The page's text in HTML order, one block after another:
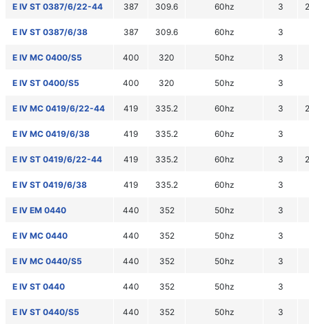
E IV ST 0387/6/22-44 387 309.6 60hz 3
E IV ST 0387/6/38 387 309.6 60hz 3
E IV MC 0400/S5 400 320 50hz 3
E IV ST 0400/S5 400 320 50hz 3
E IV MC 0419/6/22-44 419 335.2 60hz 3
E IV MC 0419/6/38 419 335.2 60hz 3
E IV ST 0419/6/22-44 419 335.2 60hz 3
E IV ST 0419/6/38 419 335.2 60hz 3
E IV EM 0440 440 352 50hz 3
E IV MC 0440 440 352 50hz 3
E IV MC 0440/S5 440 352 50hz 3
E IV ST 0440 440 352 50hz 3
E IV ST 0440/S5 440 352 50hz 3